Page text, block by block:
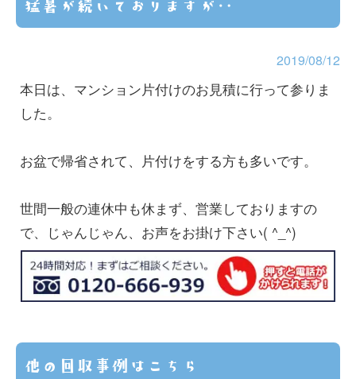
猛暑が続いておりますが‥
2019/08/12
本日は、マンション片付けのお見積に行って参りま
した。
お盆で帰省されて、片付けをする方も多いです。
世間一般の連休中も休まず、営業しておりますの
で、じゃんじゃん、お声をお掛け下さい( ^_^)
他の回収事例はこちら